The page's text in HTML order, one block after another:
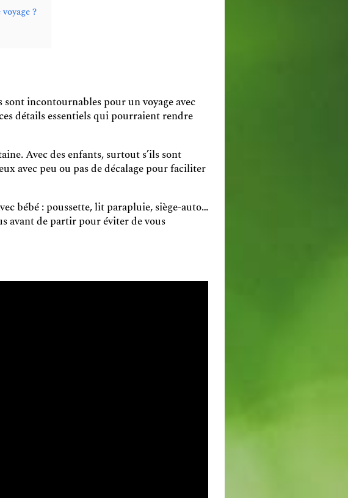
?
incontournables pour un voyage avec
détails essentiels qui pourraient rendre
Avec des enfants, surtout s’ils sont
avec peu ou pas de décalage pour faciliter
bébé : poussette, lit parapluie, siège-auto…
avant de partir pour éviter de vous